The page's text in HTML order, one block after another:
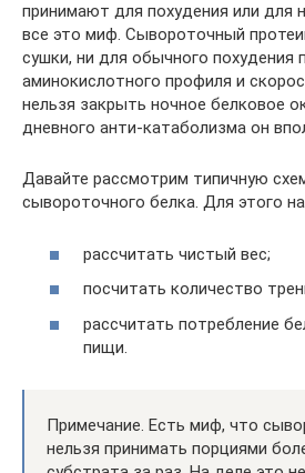
принимают для похудения или для
все это миф. Сывороточный
сушки, ни для обычного похудения
аминокислотного профиля и
нельзя закрыть ночное белковое
дневного анти-катаболизма он
Давайте рассмотрим типичную
сывороточного белка. Для этого
рассчитать чистый вес;
посчитать количество
рассчитать потребление
пищи.
Примечание. Есть миф, что
нельзя принимать порциями